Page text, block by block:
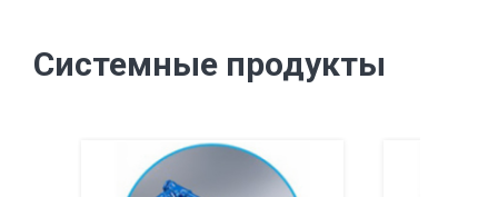
Системные продукты